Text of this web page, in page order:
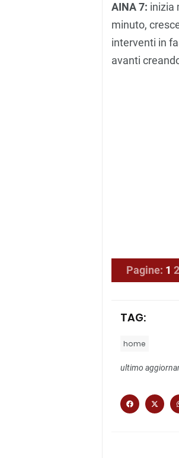
AINA 7: inizia
minuto,
interventi in
avanti
Pagine: 1 2
TAG:
home
ultimo